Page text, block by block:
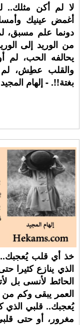
لا لم أكن مثلك..
أغمض عينيك
دونما علم مسبق،
من الوريد إلى
يحالفه الحب،
والقلب عطِش، لم
بغتة!!. - إلهام المجيد
خذ أي قلب يُعجبك..
الذي ينازع كثيرا
الحائط لأنسى بل
العمر يبقى وكم
يُعجبك.. قلبي الذي
مغرور، أو حتى